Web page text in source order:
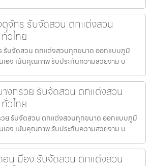
จักร รับจัดสวน ตกแต่งสวน
วไทย
รับจัดสวน ตกแต่งสวนทุกขนาด ออกแบบภูมิ
เอง เน้นคุณภาพ รับประกันความสวยงาม บ
งกรวย รับจัดสวน ตกแต่งสวน
วไทย
ย รับจัดสวน ตกแต่งสวนทุกขนาด ออกแบบภูมิ
เอง เน้นคุณภาพ รับประกันความสวยงาม บ
นเมือง รับจัดสวน ตกแต่งสวน